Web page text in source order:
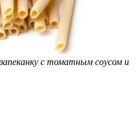
с томатным соусом и